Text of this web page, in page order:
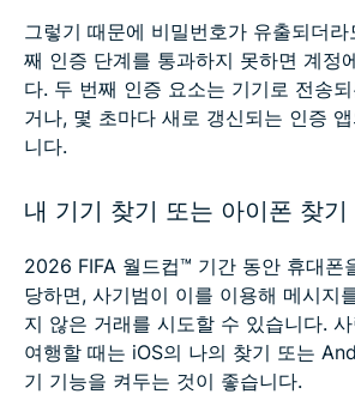
그렇기 때문에 비밀번호가 유출되더
째 인증 단계를 통과하지 못하면 계정
다. 두 번째 인증 요소는 기기로 전송
거나, 몇 초마다 새로 갱신되는 인증
니다.
내 기기 찾기 또는 아이폰 찾기
2026 FIFA 월드컵™ 기간 동안 휴대폰
당하면, 사기범이 이를 이용해 메시지
지 않은 거래를 시도할 수 있습니다.
여행할 때는 iOS의 나의 찾기 또는
기 기능을 켜두는 것이 좋습니다.